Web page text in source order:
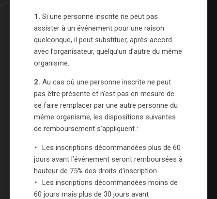
1. Si une personne inscrite ne peut pas
assister à un événement pour une raison
quelconque, il peut substituer, après accord
avec l’organisateur, quelqu’un d’autre du même
organisme.
2. Au cas où une personne inscrite ne peut
pas être présente et n’est pas en mesure de
se faire remplacer par une autre personne du
même organisme, les dispositions suivantes
de remboursement s’appliquent :
• Les inscriptions décommandées plus de 60
jours avant l’événement seront remboursées à
hauteur de 75% des droits d’inscription.
• Les inscriptions décommandées moins de
60 jours mais plus de 30 jours avant